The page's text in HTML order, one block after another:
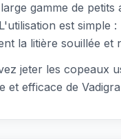
gamme de
est
la litière souillée
jeter les copeaux
et efficace de